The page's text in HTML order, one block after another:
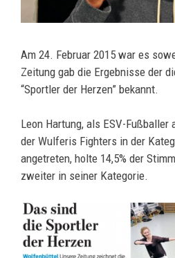
Am 24. Februar 2015 war es
Zeitung gab die Ergebnisse der
“Sportler der Herzen” bekannt.
Leon Hartung, als ESV-
der Wulferis Fighters in der
angetreten, holte 14,5% der
zweiter in seiner Kategorie.